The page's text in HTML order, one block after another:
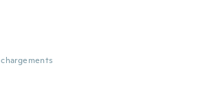
chargements